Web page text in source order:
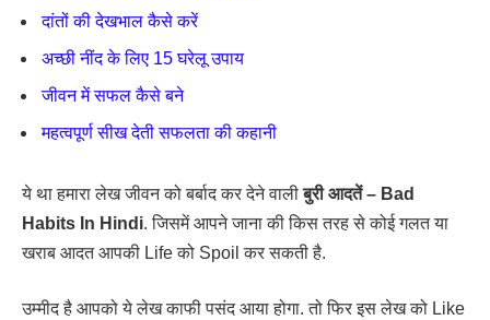
दांतों की देखभाल कैसे करें
अच्छी नींद के लिए 15 घरेलू उपाय
जीवन में सफल कैसे बने
महत्वपूर्ण सीख देती सफलता की कहानी
ये था हमारा लेख जीवन को बर्बाद कर देने वालीबुरी आदतें – Bad
Habits In Hindi. जिसमें आपने जाना की किस तरह से कोई गलत या
खराब आदत आपकी Life को Spoil कर सकती है.
उम्मीद है आपको ये लेख काफी पसंद आया होगा. तो फिर इस लेख को Like